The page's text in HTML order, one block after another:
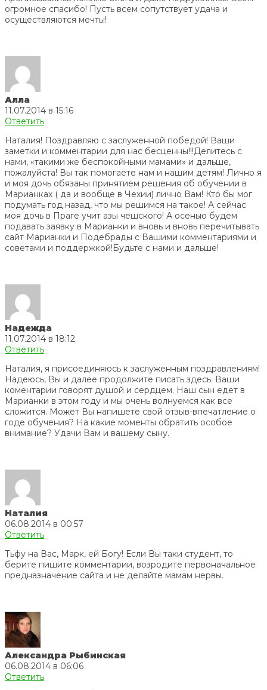
огромное спасибо! Пусть всем сопутствует удача и
осуществляются мечты!
Алла
11.07.2014 в 15:16
Ответить
Наталия! Поздравляю с заслуженной победой! Ваши
заметки и комментарии для нас бесценны!!!Делитесь с
нами, «такими же беспокойными мамами» и дальше,
пожалуйста! Вы так помогаете нам и нашим детям! Лично я
и моя дочь обязаны принятием решения об обучении в
Марианках ( да и вообще в Чехии) лично Вам! Кто бы мог
подумать год назад, что мы решимся на такое! А сейчас
моя дочь в Праге учит азы чешского! А осенью будем
подавать заявку в Марианки и вновь и вновь перечитывать
сайт Марианки и Подебрады с Вашими комментариями и
советами и поддержкой!Будьте с нами и дальше!
Надежда
11.07.2014 в 18:12
Ответить
Наталия, я присоединяюсь к заслуженным поздравлениям!
Надеюсь, Вы и далее продолжите писать здесь. Ваши
коментарии говорят душой и сердцем. Наш сын едет в
Марианки в этом году и мы очень волнуемся как все
сложится. Может Вы напишете свой отзыв-впечатление о
годе обучения? На какие моменты обратить особое
внимание? Удачи Вам и вашему сыну.
Наталия
06.08.2014 в 00:57
Ответить
Тьфу на Вас, Марк, ей Богу! Если Вы таки студент, то
берите пишите комментарии, возродите первоначальное
предназначение сайта и не делайте мамам нервы.
Александра Рыбинская
06.08.2014 в 06:06
Ответить